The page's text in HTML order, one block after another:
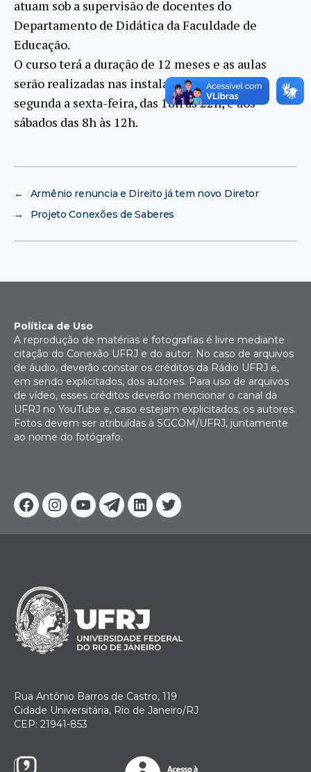
atuam sob a supervisão de docentes do
Departamento de Didática da Faculdade de
Educação.
O curso terá a duração de 12 meses e as aulas
serão realizadas nas instalações do PAME, de
segunda a sexta-feira, das 18h às 22h, e aos
sábados das 8h às 12h.
←
Armênio renuncia e Direito já tem novo Diretor
→
Projeto Conexões de Saberes
Facebook
Instagram
YoutubeTelegram
Linkedin
Twitter
Política de Uso
A reprodução de matérias e fotografias é livre mediante
citação do Conexão UFRJ e do autor. No caso de arquivos
de áudio, deverão constar os créditos da Rádio UFRJ e,
em sendo explicitados, dos autores. Para uso de arquivos
de vídeo, esses créditos deverão mencionar o canal da
UFRJ no YouTube e, caso estejam explicitados, os autores.
Fotos devem ser atribuídas à SGCOM/UFRJ, juntamente
ao nome do fotógrafo.
Rua Antônio Barros de Castro, 119
Cidade Universitária, Rio de Janeiro/RJ
CEP: 21941-853